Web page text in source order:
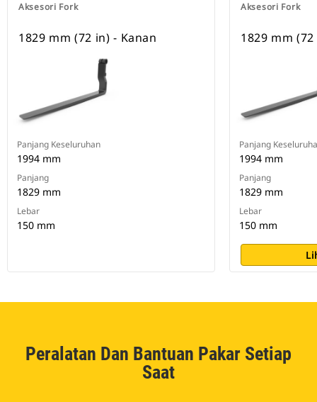
Aksesori Fork
1829 mm (72 in) - Kanan
Panjang Keseluruhan
1994 mm
Panjang
1829 mm
Lebar
150 mm
Aksesori Fork
1829 mm
Panjang
1994 mm
Panjang
1829 mm
Lebar
150 mm
Peralatan Dan Bantuan Pakar Setiap
Saat